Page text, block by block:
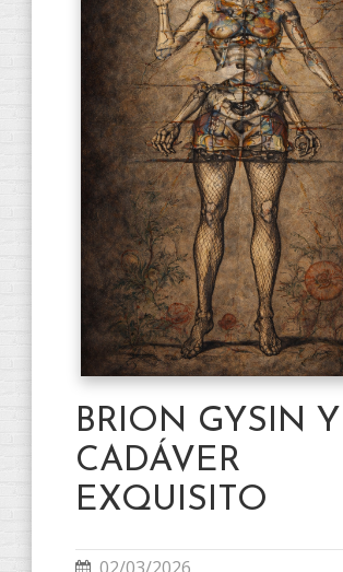
BRION GYSIN
CADÁVER
EXQUISITO
02/03/2026